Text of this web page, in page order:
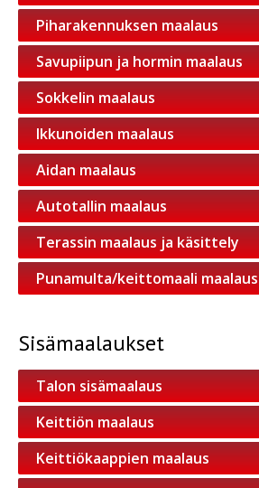
Piharakennuksen maalaus
Savupiipun ja hormin maalaus
Sokkelin maalaus
Ikkunoiden maalaus
Aidan maalaus
Autotallin maalaus
Terassin maalaus ja käsittely
Punamulta/keittomaali maalaus
Sisämaalaukset
Talon sisämaalaus
Keittiön maalaus
Keittiökaappien maalaus